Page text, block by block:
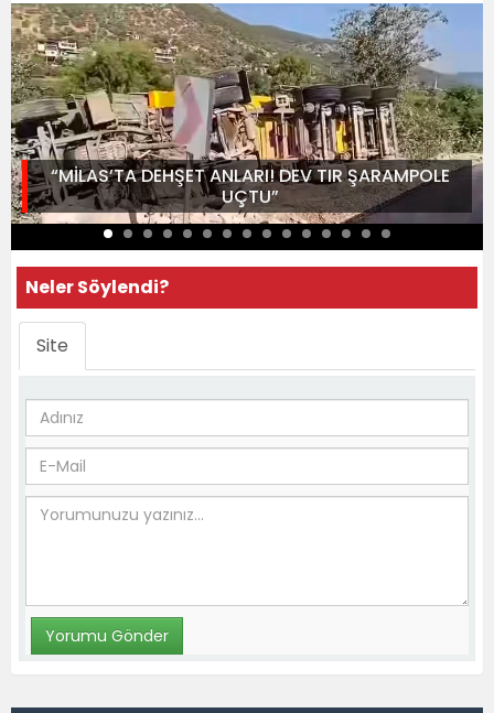
“MİLAS’TA DEHŞET ANLARI! DEV TIR ŞARAMPOLE
UÇTU”
Neler Söylendi?
Site